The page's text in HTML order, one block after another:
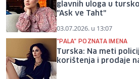
glavnih uloga u
"Ask ve Taht"
03.07.2026. u 13:07
"PALA" POZNATA IMENA
Turska: Na meti
korištenja i prodaje